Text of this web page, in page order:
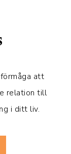
att
relation till
i ditt liv.